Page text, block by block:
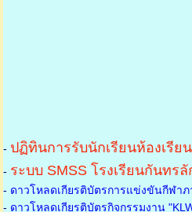
- ปฏิทินการรับนักเรียนห้องเรีย
- ระบบ SMSS โรงเรียนกันทร
- ดาวโหลดเกียรติบัตรการแข่งขันกีฬา
- ดาวโหลดเกียรติบัตรกิจกรรมงาน